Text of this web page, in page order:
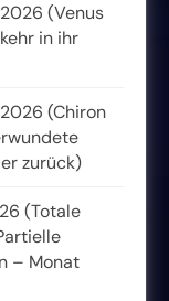
(Venus
in ihr
(Chiron
zurück)
(Totale
– Monat